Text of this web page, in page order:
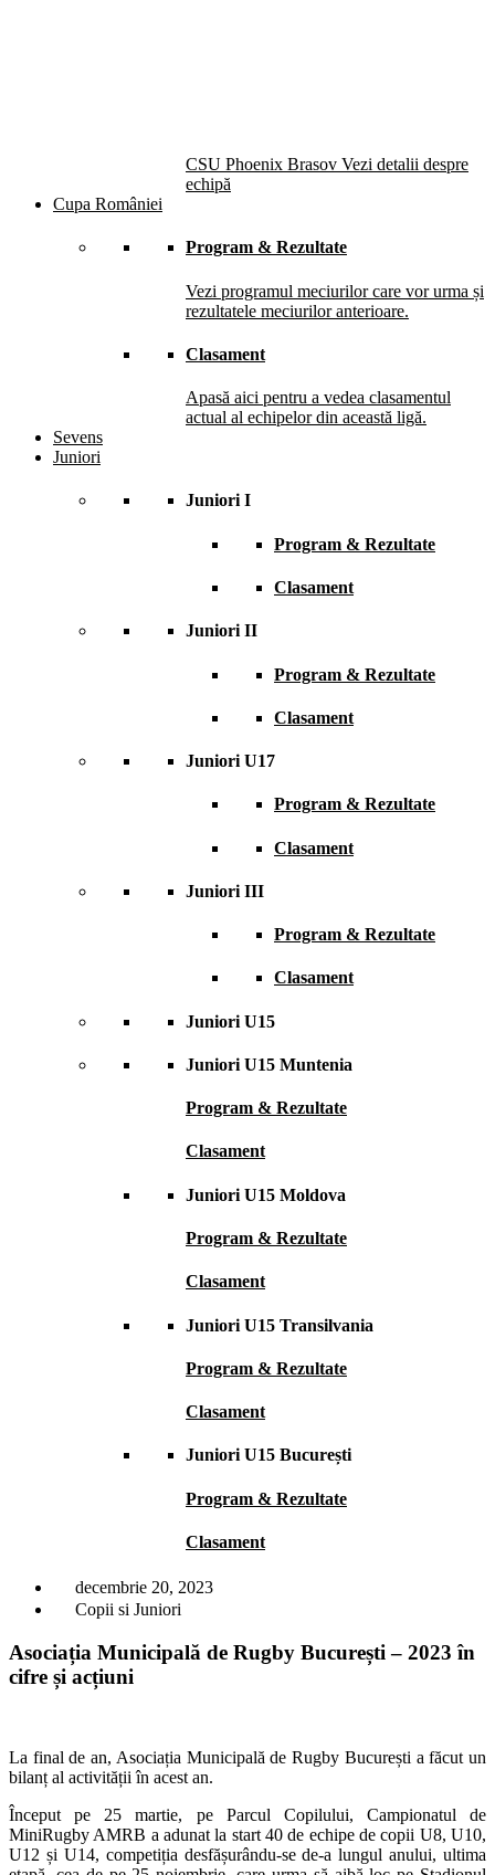
CSU Phoenix Brasov Vezi detalii despre
echipă
Cupa României
Program & Rezultate
Vezi programul meciurilor care vor urma și
rezultatele meciurilor anterioare.
Clasament
Apasă aici pentru a vedea clasamentul
actual al echipelor din această ligă.
Sevens
Juniori
Juniori I
Program & Rezultate
Clasament
Juniori II
Program & Rezultate
Clasament
Juniori U17
Program & Rezultate
Clasament
Juniori III
Program & Rezultate
Clasament
Juniori U15
Juniori U15 Muntenia
Program & Rezultate
Clasament
Juniori U15 Moldova
Program & Rezultate
Clasament
Juniori U15 Transilvania
Program & Rezultate
Clasament
Juniori U15 București
Program & Rezultate
Clasament
decembrie 20, 2023
Copii si Juniori
Asociația Municipală de Rugby București – 2023 în
cifre și acțiuni
La final de an, Asociația Municipală de Rugby București a făcut un
bilanț al activității în acest an.
Început pe 25 martie, pe Parcul Copilului, Campionatul de
MiniRugby AMRB a adunat la start 40 de echipe de copii U8, U10,
U12 și U14, competiția desfășurându-se de-a lungul anului, ultima